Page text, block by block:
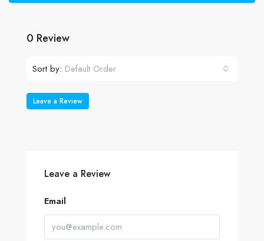
0 Review
Sort by: Default Order
Leave a Review
Leave a Review
Email